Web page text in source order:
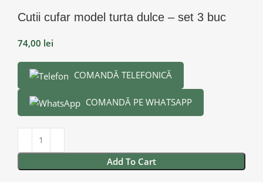
Cutii cufar model turta dulce – set 3 buc
74,00 lei
COMANDĂ TELEFONICĂ
COMANDĂ PE WHATSAPP
Add To Cart